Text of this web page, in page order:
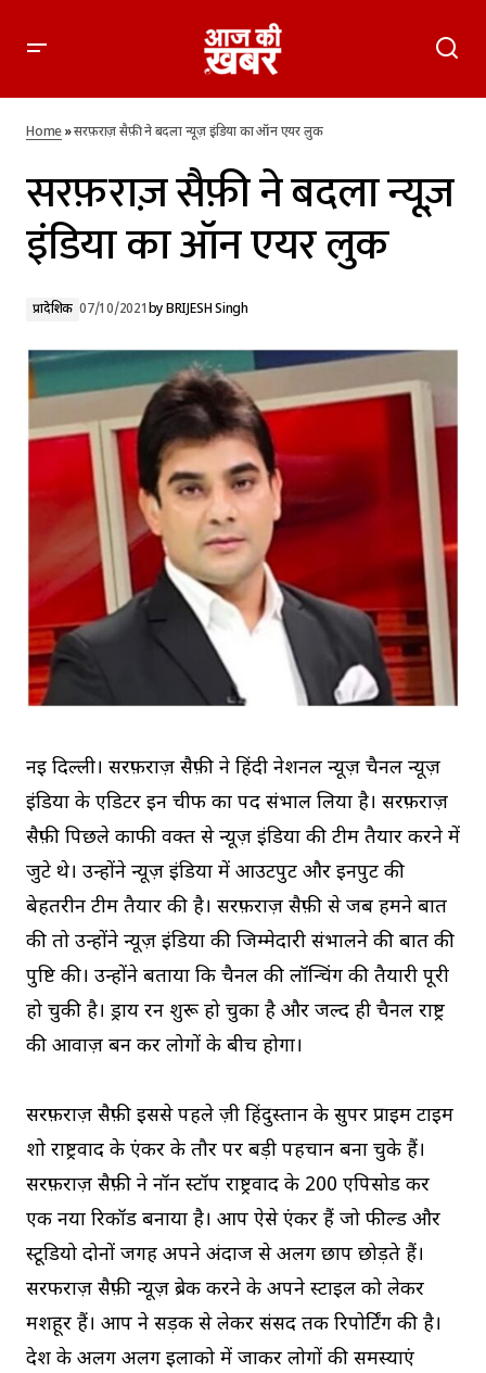
सरफ़राज़ सैफ़ी ने बदला न्यूज़ इंडिया का ऑन एयर लुक
Home»सरफ़राज़ सैफ़ी ने बदला न्यूज़ इंडिया का ऑन एयर लुक
सरफ़राज़ सैफ़ी ने बदला न्यूज़
इंडिया का ऑन एयर लुक
प्रादेशिक 07/10/2021byBRIJESH Singh
नई दिल्ली। सरफ़राज़ सैफ़ी ने हिंदी नेशनल न्यूज़ चैनल न्यूज़
इंडिया के एडिटर इन चीफ का पद संभाल लिया है। सरफ़राज़
सैफ़ी पिछले काफी वक्त से न्यूज़ इंडिया की टीम तैयार करने में
जुटे थे। उन्होंने न्यूज़ इंडिया में आउटपुट और इनपुट की
बेहतरीन टीम तैयार की है। सरफ़राज़ सैफ़ी से जब हमने बात
की तो उन्होंने न्यूज़ इंडिया की जिम्मेदारी संभालने की बात की
पुष्टि की। उन्होंने बताया कि चैनल की लॉन्चिंग की तैयारी पूरी
हो चुकी है। ड्राय रन शुरू हो चुका है और जल्द ही चैनल राष्ट्र
की आवाज़ बन कर लोगों के बीच होगा।
सरफ़राज़ सैफ़ी इससे पहले ज़ी हिंदुस्तान के सुपर प्राइम टाइम
शो राष्ट्रवाद के एंकर के तौर पर बड़ी पहचान बना चुके हैं।
सरफ़राज़ सैफ़ी ने नॉन स्टॉप राष्ट्रवाद के 200 एपिसोड कर
एक नया रिकॉर्ड बनाया है। आप ऐसे एंकर हैं जो फील्ड और
स्टूडियो दोनों जगह अपने अंदाज से अलग छाप छोड़ते हैं।
सरफराज़ सैफ़ी न्यूज़ ब्रेक करने के अपने स्टाइल को लेकर
मशहूर हैं। आप ने सड़क से लेकर संसद तक रिपोर्टिंग की है।
देश के अलग अलग इलाको में जाकर लोगों की समस्याएं